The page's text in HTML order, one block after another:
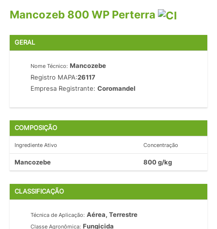
Mancozeb 800 WP Perterra
GERAL
Nome Técnico: Mancozebe
Registro MAPA:26117
Empresa Registrante:Coromandel
COMPOSIÇÃO
Ingrediente Ativo Concentração
Mancozebe 800 g/kg
CLASSIFICAÇÃO
Técnica de Aplicação: Aérea, Terrestre
Classe Agronômica: Fungicida